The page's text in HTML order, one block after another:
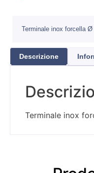
Terminale inox forcella Ø
Descrizione
Terminale inox